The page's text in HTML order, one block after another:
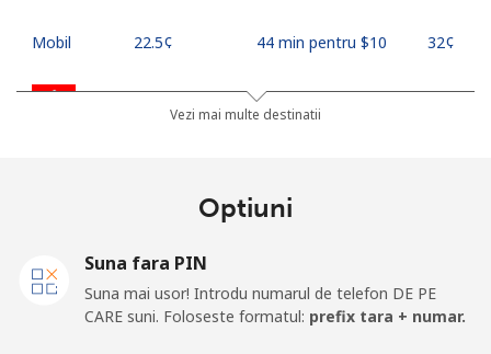
Mobil ⁦22.5¢⁩ 44 min pentru ⁦$10⁩ ⁦32¢⁩
Hong Kong
Hungary
Vezi mai multe destinatii
Optiuni
Suna fara PIN
Suna mai usor! Introdu numarul de telefon DE PE
CARE suni. Foloseste formatul: prefix tara + numar.